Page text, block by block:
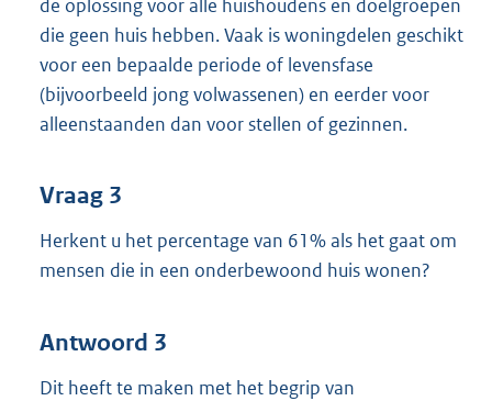
de oplossing voor alle huishoudens en doelgroepen
die geen huis hebben. Vaak is woningdelen geschikt
voor een bepaalde periode of levensfase
(bijvoorbeeld jong volwassenen) en eerder voor
alleenstaanden dan voor stellen of gezinnen.
Vraag 3
Herkent u het percentage van 61% als het gaat om
mensen die in een onderbewoond huis wonen?
Antwoord 3
Dit heeft te maken met het begrip van